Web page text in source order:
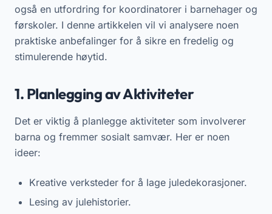
også en utfordring for koordinatorer i barnehager og
førskoler. I denne artikkelen vil vi analysere noen
praktiske anbefalinger for å sikre en fredelig og
stimulerende høytid.
1. Planlegging av Aktiviteter
Det er viktig å planlegge aktiviteter som involverer
barna og fremmer sosialt samvær. Her er noen
ideer:
Kreative verksteder for å lage juledekorasjoner.
Lesing av julehistorier.